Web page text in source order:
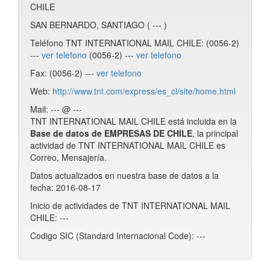
CHILE
SAN BERNARDO, SANTIAGO ( --- )
Teléfono TNT INTERNATIONAL MAIL CHILE: (0056-2)
--- ver telefono (0056-2) --- ver telefono
Fax: (0056-2) --- ver telefono
Web: http://www.tnt.com/express/es_cl/site/home.html
Mail: --- @ ---
TNT INTERNATIONAL MAIL CHILE está incluida en la
Base de datos de EMPRESAS DE CHILE, la principal
actividad de TNT INTERNATIONAL MAIL CHILE es
Correo, Mensajería.
Datos actualizados en nuestra base de datos a la
fecha: 2016-08-17
Inicio de actividades de TNT INTERNATIONAL MAIL
CHILE: ---
Codigo SIC (Standard Internacional Code): ---